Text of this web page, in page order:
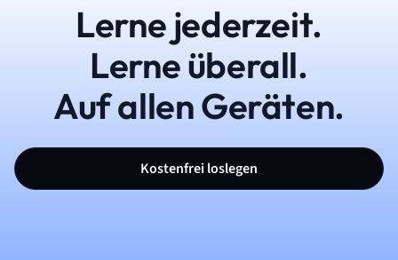
Lerne jederzeit.
Lerne überall.
Auf allen Geräten.
Kostenfrei loslegen